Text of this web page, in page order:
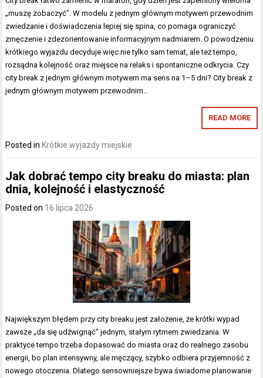
„muszę zobaczyć”. W modelu z jednym głównym motywem przewodnim
zwiedzanie i doświadczenia lepiej się spina, co pomaga ograniczyć
zmęczenie i zdezorientowanie informacyjnym nadmiarem. O powodzeniu
krótkiego wyjazdu decyduje więc nie tylko sam temat, ale też tempo,
rozsądna kolejność oraz miejsce na relaks i spontaniczne odkrycia. Czy
city break z jednym głównym motywem ma sens na 1–5 dni? City break z
jednym głównym motywem przewodnim…
READ MORE
Posted in Krótkie wyjazdy miejskie
Jak dobrać tempo city breaku do miasta: plan
dnia, kolejność i elastyczność
Posted on 16 lipca 2026
Największym błędem przy city breaku jest założenie, że krótki wypad
zawsze „da się udźwignąć” jednym, stałym rytmem zwiedzania. W
praktyce tempo trzeba dopasować do miasta oraz do realnego zasobu
energii, bo plan intensywny, ale męczący, szybko odbiera przyjemność z
nowego otoczenia. Dlatego sensowniejsze bywa świadome planowanie